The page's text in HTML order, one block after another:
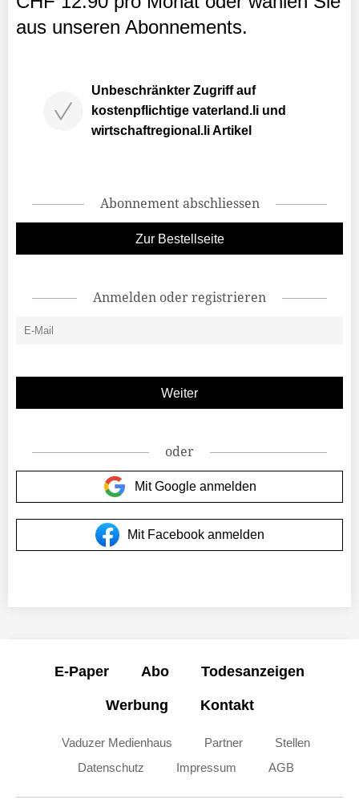
aus unseren Abonnements.
Unbeschränkter Zugriff auf
kostenpflichtige vaterland.li und
wirtschaftregional.li Artikel
Abonnement abschliessen
Zur Bestellseite
Anmelden oder registrieren
oder
Mit Google anmelden
Mit Facebook anmelden
E-Paper Abo Todesanzeigen
Werbung Kontakt
Vaduzer Medienhaus Partner
Stellen
Datenschutz
Impressum AGB